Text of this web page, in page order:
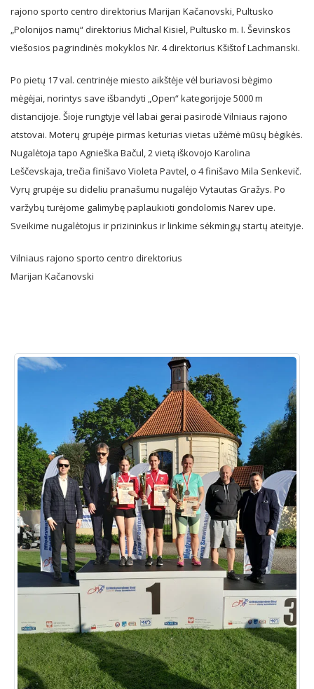
rajono sporto centro direktorius Marijan Kačanovski, Pultusko
„Polonijos namų“ direktorius Michal Kisiel, Pultusko m. I. Ševinskos
viešosios pagrindinės mokyklos Nr. 4 direktorius Kšištof Lachmanski.
Po pietų 17 val. centrinėje miesto aikštėje vėl buriavosi bėgimo
mėgėjai, norintys save išbandyti „Open“ kategorijoje 5000 m
distancijoje. Šioje rungtyje vėl labai gerai pasirodė Vilniaus rajono
atstovai. Moterų grupėje pirmas keturias vietas užėmė mūsų bėgikės.
Nugalėtoja tapo Agnieška Bačul, 2 vietą iškovojo Karolina
Leščevskaja, trečia finišavo Violeta Pavtel, o 4 finišavo Mila Senkevič.
Vyrų grupėje su dideliu pranašumu nugalėjo Vytautas Gražys. Po
varžybų turėjome galimybę paplaukioti gondolomis Narev upe.
Sveikime nugalėtojus ir prizininkus ir linkime sėkmingų startų ateityje.
Vilniaus rajono sporto centro direktorius
Marijan Kačanovski